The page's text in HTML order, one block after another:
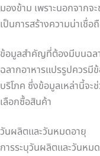
มองข้าม เพราะนอกจากจ
เป็นการสร้างความน่าเ
ข้อมูลสำคัญที่ต้องมีบนฉล
ฉลากอาหารแปรรูปควรมี
บริโภค ซึ่งข้อมูลเหล่านี้จะ
เลือกซื้อสินค้า
วันผลิตและวันหมดอายุ
การระบุวันผลิตและวันหม